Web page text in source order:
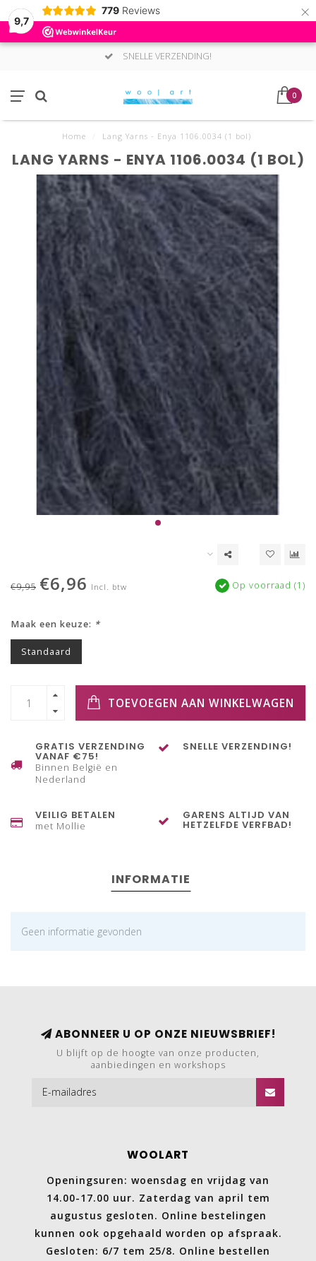
9,7
779 Reviews ×
SNELLE VERZENDING!
0
Home Lang Yarns - Enya 1106.0034 (1 bol)
LANG YARNS - ENYA 1106.0034 (1 BOL)
€9,95 €6,96 Incl. btw Op voorraad (1)
Maak een keuze: *
Standaard
TOEVOEGEN AAN WINKELWAGEN
GRATIS VERZENDING
VANAF €75!
Binnen België en
Nederland
SNELLE VERZENDING!
VEILIG BETALEN
met Mollie
GARENS ALTIJD VAN
HETZELFDE VERFBAD!
INFORMATIE
Geen informatie gevonden
ABONNEER U OP ONZE NIEUWSBRIEF!
U blijft op de hoogte van onze producten,
aanbiedingen en workshops
WOOLART
Openingsuren: woensdag en vrijdag van
14.00-17.00 uur. Zaterdag van april tem
augustus gesloten. Online bestelingen
kunnen ook opgehaald worden op afspraak.
Gesloten: 6/7 tem 25/8. Online bestellen